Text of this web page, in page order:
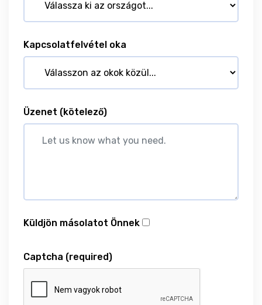
Kapcsolatfelvétel oka
Üzenet (kötelező)
Küldjön másolatot Önnek
Captcha (required)